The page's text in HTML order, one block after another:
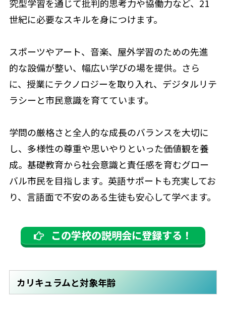
究型学習を通じて批判的思考力や協働力など、21
世紀に必要なスキルを身につけます。
スポーツやアート、音楽、屋外学習のための先進
的な設備が整い、幅広い学びの場を提供。さら
に、授業にテクノロジーを取り入れ、デジタルリテ
ラシーと市民意識を育てています。
学問の厳格さと全人的な成長のバランスを大切に
し、多様性の尊重や思いやりといった価値観を養
成。基礎教育から社会意識と責任感を育むグロー
バル市民を目指します。英語サポートも充実してお
り、言語面で不安のある生徒も安心して学べます。
この学校の説明会に登録する！
カリキュラムと対象年齢